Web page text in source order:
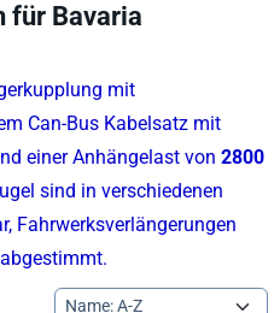
für Bavaria
mit
Can-Bus Kabelsatz mit
einer Anhängelast von 2800
sind in verschiedenen
Fahrwerksverlängerungen
Sortiermethode